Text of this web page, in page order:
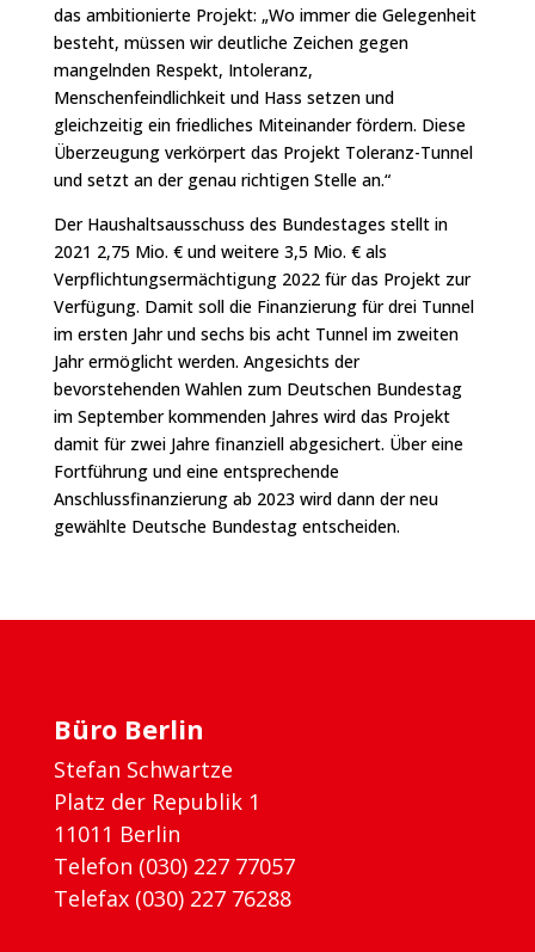
das ambitionierte Projekt: „Wo immer die Gelegenheit
besteht, müssen wir deutliche Zeichen gegen
mangelnden Respekt, Intoleranz,
Menschenfeindlichkeit und Hass setzen und
gleichzeitig ein friedliches Miteinander fördern. Diese
Überzeugung verkörpert das Projekt Toleranz-Tunnel
und setzt an der genau richtigen Stelle an.“
Der Haushaltsausschuss des Bundestages stellt in
2021 2,75 Mio. € und weitere 3,5 Mio. € als
Verpflichtungsermächtigung 2022 für das Projekt zur
Verfügung. Damit soll die Finanzierung für drei Tunnel
im ersten Jahr und sechs bis acht Tunnel im zweiten
Jahr ermöglicht werden. Angesichts der
bevorstehenden Wahlen zum Deutschen Bundestag
im September kommenden Jahres wird das Projekt
damit für zwei Jahre finanziell abgesichert. Über eine
Fortführung und eine entsprechende
Anschlussfinanzierung ab 2023 wird dann der neu
gewählte Deutsche Bundestag entscheiden.
Büro Berlin
Stefan Schwartze
Platz der Republik 1
11011 Berlin
Telefon (030) 227 77057
Telefax (030) 227 76288